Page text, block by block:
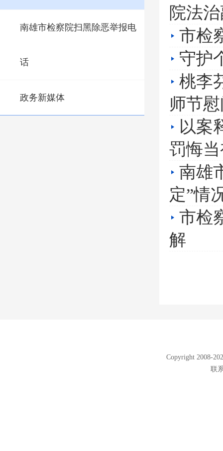
南雄市检察院扫黑除恶举报电
话
政务新媒体
院法
市检
守护
桃李
师节
以案
罚悔
南雄
定”情
市检
解
Copyright 2008-
联